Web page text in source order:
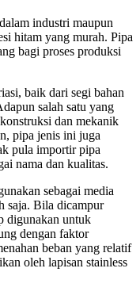
industri maupun
hitam yang murah. Pipa
bagi proses produksi
baik dari segi bahan
salah satu yang
dan mekanik
pipa jenis ini juga
pula importir pipa
nama dan kualitas.
sebagai media
saja. Bila dicampur
digunakan untuk
dengan faktor
beban yang relatif
oleh lapisan stainless